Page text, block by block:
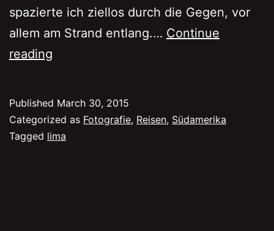
spazierte ich ziellos durch die Gegen, vor
allem am Strand entlang.… Continue
reading
Published March 30, 2015
Categorized as Fotografie, Reisen, Südamerika
Tagged lima